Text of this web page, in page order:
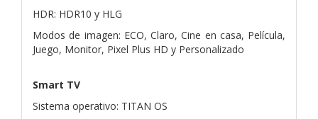
HDR: HDR10 y HLG
Modos de imagen: ECO, Claro, Cine en casa, Película,
Juego, Monitor, Pixel Plus HD y Personalizado
Smart TV
Sistema operativo: TITAN OS